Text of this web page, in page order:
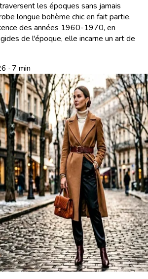
les époques sans jamais
longue bohème chic en fait partie.
des années 1960-1970, en
de l'époque, elle incarne un art de
· 7 min